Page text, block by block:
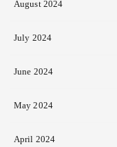
August 2024
July 2024
June 2024
May 2024
April 2024